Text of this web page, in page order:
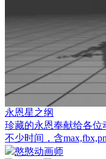
永恩星之纲
珍藏的永恩奉献给各位
不少时间，含
憨憨动画师